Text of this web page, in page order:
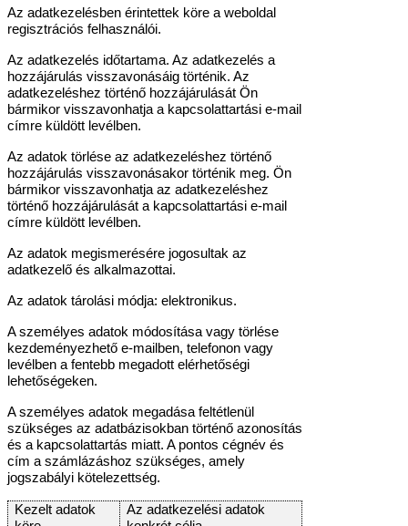
Az adatkezelésben érintettek köre a weboldal
regisztrációs felhasználói.
Az adatkezelés időtartama. Az adatkezelés a
hozzájárulás visszavonásáig történik. Az
adatkezeléshez történő hozzájárulását Ön
bármikor visszavonhatja a kapcsolattartási e-mail
címre küldött levélben.
Az adatok törlése az adatkezeléshez történő
hozzájárulás visszavonásakor történik meg. Ön
bármikor visszavonhatja az adatkezeléshez
történő hozzájárulását a kapcsolattartási e-mail
címre küldött levélben.
Az adatok megismerésére jogosultak az
adatkezelő és alkalmazottai.
Az adatok tárolási módja: elektronikus.
A személyes adatok módosítása vagy törlése
kezdeményezhető e-mailben, telefonon vagy
levélben a fentebb megadott elérhetőségi
lehetőségeken.
A személyes adatok megadása feltétlenül
szükséges az adatbázisokban történő azonosítás
és a kapcsolattartás miatt. A pontos cégnév és
cím a számlázáshoz szükséges, amely
jogszabályi kötelezettség.
Kezelt adatok
Az adatkezelési adatok